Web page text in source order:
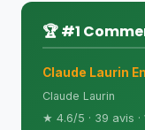
🏆 #1
Claude Laurin
Claude Laurin
★ 4.6/5 · 39 avis ·